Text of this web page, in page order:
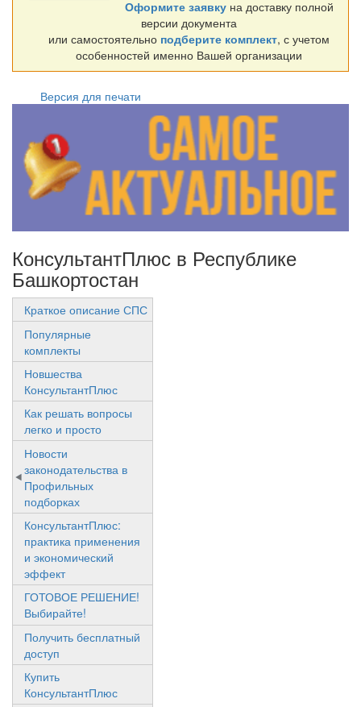
Оформите заявкуна доставку полной
версии документа
или самостоятельно подберите комплект, с учетом
особенностей именно Вашей организации
Версия для печати
КонсультантПлюс в Республике
Башкортостан
Краткое описание СПС
Популярные
комплекты
Новшества
КонсультантПлюс
Как решать вопросы
легко и просто
Новости
законодательства в
Профильных
подборках
КонсультантПлюс:
практика применения
и экономический
эффект
ГОТОВОЕ РЕШЕНИЕ!
Выбирайте!
Получить бесплатный
доступ
Купить
КонсультантПлюс